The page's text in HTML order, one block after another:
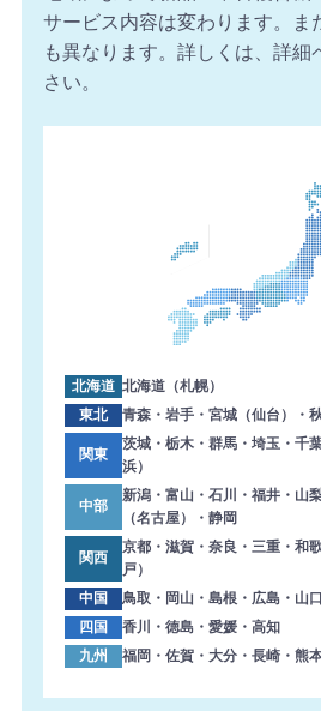
2026年8月6日 16:54
【千葉県】複合機 Canon 導入のお
た。ありがとうございます。
2026年8月6日 16:02
【埼玉県】コピー機 SHARP 導入の
【三重県】複合機 FUJIFILM 導入の
した。ありがとうございます。
2026年8月6日 14:59
【熊本県】複合機 KONICA
を頂きました。ありがとうございま
2026年8月6日 14:58
【東京都】コピー機 TOSHIBA 導入
ました。ありがとうございます。
2026年8月6日 14:33
【大阪府】複合機 SHARP 導入のお
た。ありがとうございます。
2026年8月6日 13:47
【東京都】複合機 RICOH 導入のお
た。ありがとうございます。
2026年8月6日 13:38
サービス内容は変わります。ま
も異なります。詳しくは、詳細
さい。
北海道 北海道（札幌）
東北
青森・岩手・宮城（仙台）・
関東
茨城・栃木・群馬・埼玉・千
浜）
中部
新潟・富山・石川・福井・山
（名古屋）・静岡
関西
京都・滋賀・奈良・三重・和
戸）
中国
鳥取・岡山・島根・広島・山口
四国
香川・徳島・愛媛・高知
九州
福岡・佐賀・大分・長崎・熊